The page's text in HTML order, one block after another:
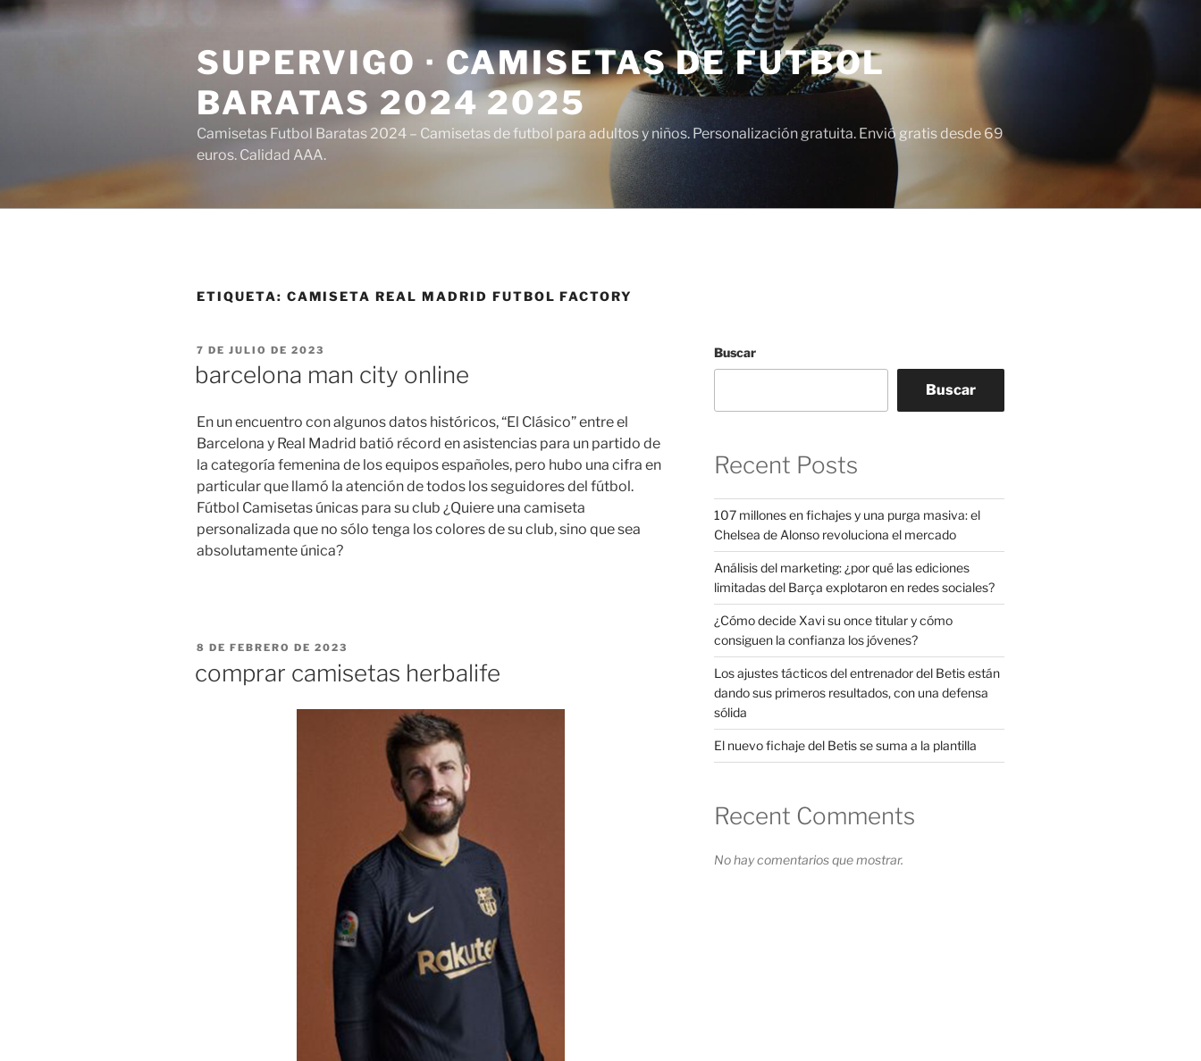
Saltar
al
SUPERVIGO · CAMISETAS DE FUTBOL
BARATAS 2024 2025
Camisetas Futbol Baratas 2024 – Camisetas de futbol para adultos y niños. Personalización gratuita. Envió gratis desde 69
euros. Calidad AAA.
ETIQUETA: CAMISETA REAL MADRID FUTBOL FACTORY
PUBLICADO
EL
7 DE JULIO DE 2023
barcelona man city online
En un encuentro con algunos datos históricos, “El Clásico” entre el
Barcelona y Real Madrid batió récord en asistencias para un partido de
la categoría femenina de los equipos españoles, pero hubo una cifra en
particular que llamó la atención de todos los seguidores del fútbol.
Fútbol Camisetas únicas para su club ¿Quiere una camiseta
personalizada que no sólo tenga los colores de su club, sino que sea
absolutamente única?
PUBLICADO
8 DE FEBRERO DE 2023
comprar camisetas herbalife
Buscar
Buscar
Recent Posts
107 millones en fichajes y una purga masiva: el
Chelsea de Alonso revoluciona el mercado
Análisis del marketing: ¿por qué las ediciones
limitadas del Barça explotaron en redes sociales?
¿Cómo decide Xavi su once titular y cómo
consiguen la confianza los jóvenes?
Los ajustes tácticos del entrenador del Betis están
dando sus primeros resultados, con una defensa
sólida
El nuevo fichaje del Betis se suma a la plantilla
Recent Comments
No hay comentarios que mostrar.